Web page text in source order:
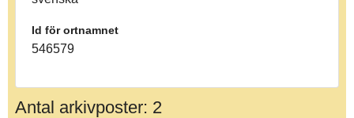
Id för ortnamnet
546579
Antal arkivposter: 2